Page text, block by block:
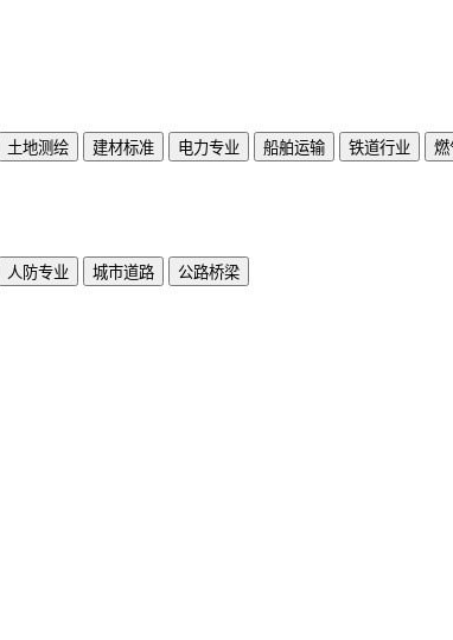
土地测绘 建材标准 电力专业 船舶运输 铁道行业
燃
人防专业 城市道路
公路桥梁